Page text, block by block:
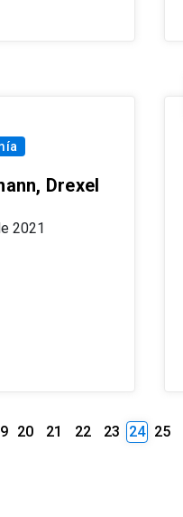
Drexel
2021
20 21 22 23 24 25